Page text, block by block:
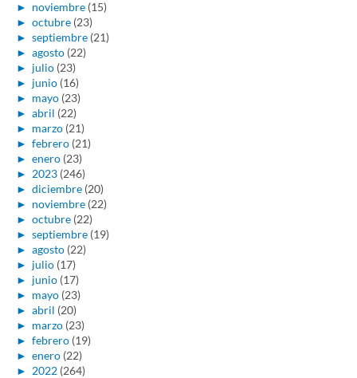
► noviembre (15)
► octubre (23)
► septiembre (21)
► agosto (22)
► julio (23)
► junio (16)
► mayo (23)
► abril (22)
► marzo (21)
► febrero (21)
► enero (23)
► 2023 (246)
► diciembre (20)
► noviembre (22)
► octubre (22)
► septiembre (19)
► agosto (22)
► julio (17)
► junio (17)
► mayo (23)
► abril (20)
► marzo (23)
► febrero (19)
► enero (22)
► 2022 (264)